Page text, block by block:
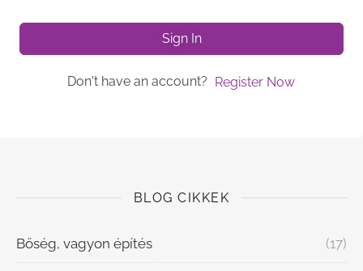
Sign In
Don't have an account? Register Now
BLOG CIKKEK
Bőség, vagyon építés (17)